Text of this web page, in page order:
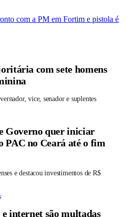
com a PM em Fortim e pistola é
com sete homens
vice, senador e suplentes
Governo quer iniciar
PAC no Ceará até o fim
e destacou investimentos de R$
internet são multadas